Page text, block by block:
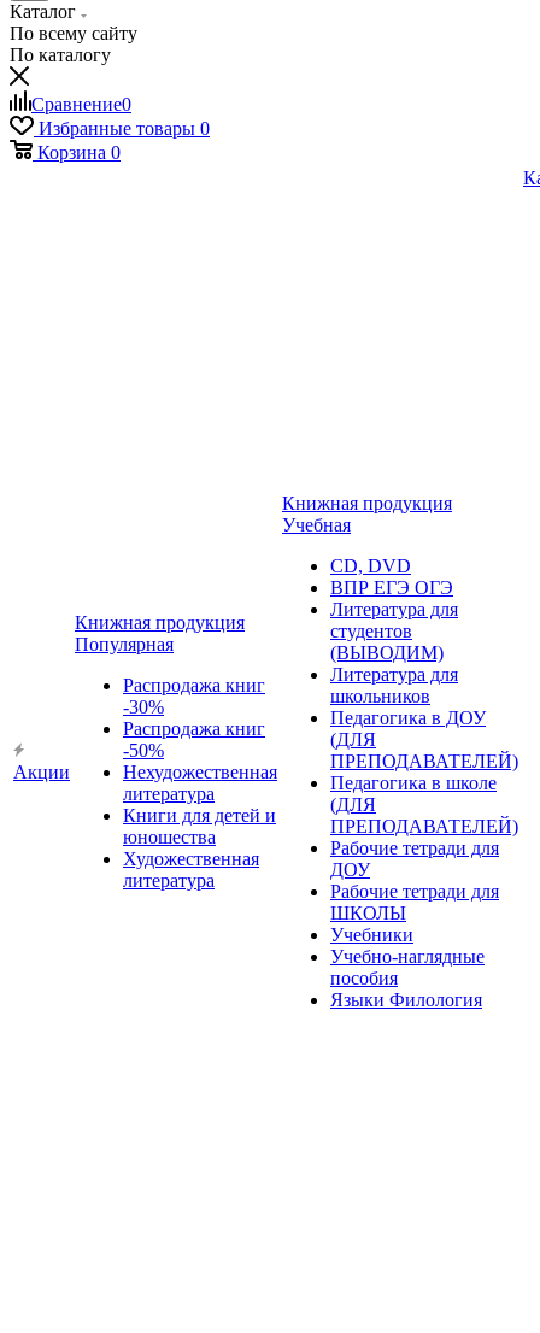
Каталог
По всему сайту
По каталогу
Сравнение0
Избранные товары 0
Корзина 0
Акции
Книжная продукция
Популярная
Распродажа книг
-30%
Распродажа книг
-50%
Нехудожественная
литература
Книги для детей и
юношества
Художественная
литература
Книжная продукция
Учебная
CD, DVD
ВПР ЕГЭ ОГЭ
Литература для
студентов
(ВЫВОДИМ)
Литература для
школьников
Педагогика в ДОУ
(ДЛЯ
ПРЕПОДАВАТЕЛЕЙ)
Педагогика в школе
(ДЛЯ
ПРЕПОДАВАТЕЛЕЙ)
Рабочие тетради для
ДОУ
Рабочие тетради для
ШКОЛЫ
Учебники
Учебно-наглядные
пособия
Языки Филология